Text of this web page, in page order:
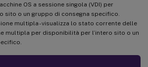
OS a sessione singola (VDI) per
sito o un gruppo di consegna specifico.
multipla - visualizza lo stato corrente delle
multipla per disponibilità per l’intero sito o un